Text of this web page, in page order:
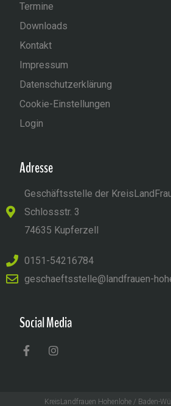
Termine
Downloads
Kontakt
Impressum
Datenschutzerklärung
Cookie-Einstellungen
Login
Adresse
Geschäftsstelle der
Schlossstr. 3
74635 Kupferzell
0151-54216784
geschaeftsstelle@landfrauen-
Social Media
KreisLandfrauen Hohenlohe / Baden-